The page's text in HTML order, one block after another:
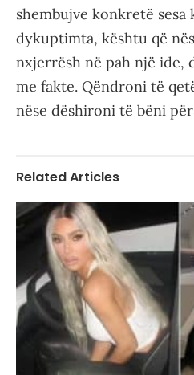
shembujve konkretë sesa
dykuptimta, kështu që
nxjerrësh në pah një ide,
me fakte. Qëndroni të
nëse dëshironi të bëni
Related Articles